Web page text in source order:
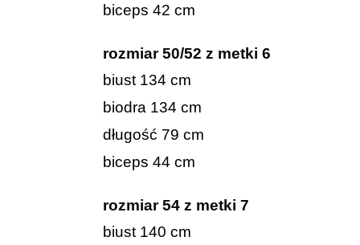
biceps 42 cm
rozmiar 50/52 z metki 6
biust 134 cm
biodra 134 cm
długość 79 cm
biceps 44 cm
rozmiar 54 z metki 7
biust 140 cm